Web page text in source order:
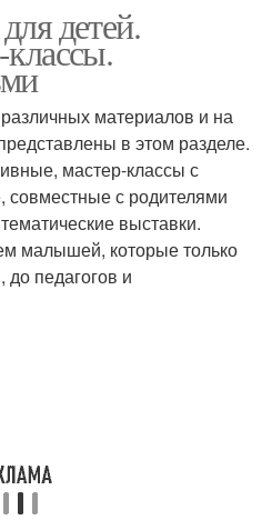
детей.
материалов и на
в этом разделе.
мастер-классы с
с родителями
выставки.
малышей, которые только
до педагогов и